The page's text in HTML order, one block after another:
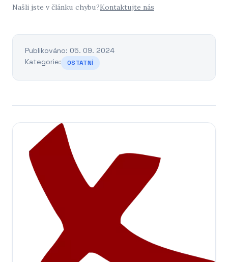
Našli jste v článku chybu?Kontaktujte nás
Publikováno: 05. 09. 2024
Kategorie:
OSTATNÍ